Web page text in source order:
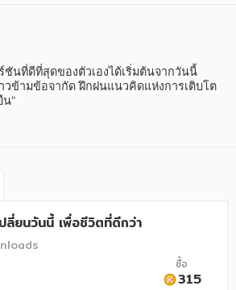
พทย์
าษี
ริหาร
นที่ดีที่สุดของตัวเองได้เริ่มต้นจากวันนี้
ข้ามข้อจากัด ฝึกฝนแนวคิดแห่งการเติบโต
น"
ลี่ยนวันนี้ เพื่อชีวิตที่ดีกว่า
ซื้อ
315